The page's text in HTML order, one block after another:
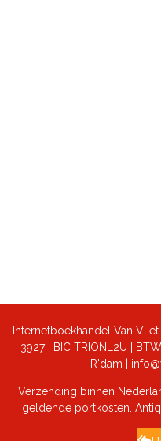
Internetboekhandel Van
3927 | BIC TRIONL2U |
R'dam |
Verzending binnen
geldende portkosten.